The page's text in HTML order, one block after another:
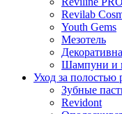
Revilab
Youth Gems
Мезотель
Шампуни и
Уход за полостью
Зубные
Revidont